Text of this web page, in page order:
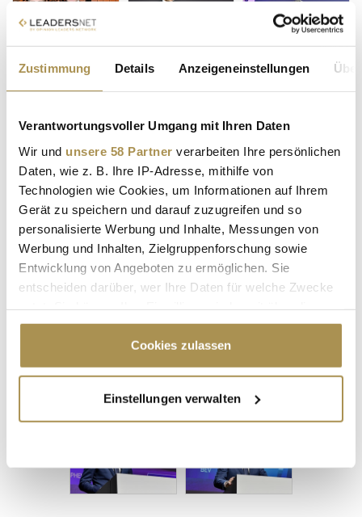
Zustimmung Details Anzeigeneinstellungen
Verantwortungsvoller Umgang mit Ihren Daten
Wir und unsere 58 Partner verarbeiten Ihre persönlichen
Daten, wie z. B. Ihre IP-Adresse, mithilfe von
Technologien wie Cookies, um Informationen auf Ihrem
Gerät zu speichern und darauf zuzugreifen und so
personalisierte Werbung und Inhalte, Messungen von
Werbung und Inhalten, Zielgruppenforschung sowie
Entwicklung von Angeboten zu ermöglichen. Sie
entscheiden darüber, wer Ihre Daten für welche Zwecke
Cookie-Erklärung oder durch Klicken auf das Privacy
Trigger Symbol ändern oder widerrufen
Informationen über Ihre geografische Lage
erfassen, welche bis auf einige Meter genau sein
bestimmten Merkmalen (Fingerprinting) identifizieren
Cookies zulassen
Einstellungen verwalten